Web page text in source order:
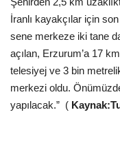
Yorumlar
Video Tanıtım
Köşe Yazarları
İranlı kayakçılar için
sene merkeze iki tane
açılan, Erzurum’a 17
telesiyej ve 3 bin
merkezi oldu.
yapılacak.” (